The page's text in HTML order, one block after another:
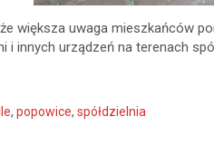
większa uwaga mieszkańców
i innych urządzeń na terenach
, popowice, spółdzielnia